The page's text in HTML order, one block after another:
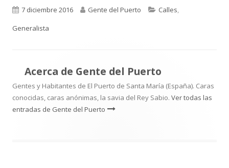
Publicado
el
7 diciembre 2016 Autor
Gente del Puerto Categorías
Calles,
Generalista
Acerca de Gente del Puerto
Gentes y Habitantes de El Puerto de Santa María (España). Caras
conocidas, caras anónimas, la savia del Rey Sabio. Ver todas las
entradas de Gente del Puerto